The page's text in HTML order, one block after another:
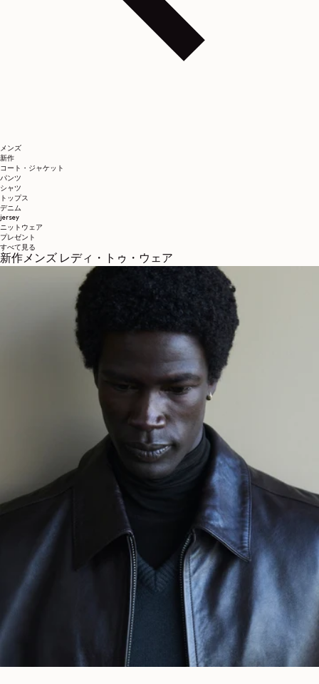
メンズ
新作
コート・ジャケット
パンツ
シャツ
トップス
デニム
jersey
ニットウェア
プレゼント
すべて見る
新作メンズ レディ・トゥ・ウェア